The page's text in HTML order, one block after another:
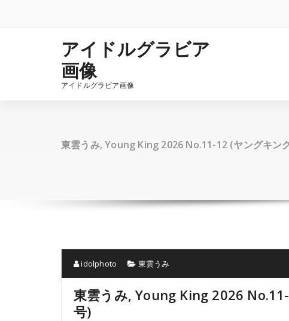
テ
アイドルグラビア
画像
アイドルグラビア画像
東雲うみ, Young King 2026 No.11-12 (ヤングキン
idolphoto 東雲うみ
東雲うみ, Young King 2026
号)